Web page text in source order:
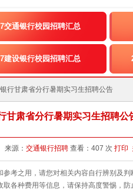
交通银行校园招聘汇总
建设银行校园招聘汇总
银行甘肃省分行暑期实习生招聘公告
甘肃省分行暑期实习生招聘公
发布时间：2026-07-04 11:28 来源： 交通银行招聘 查看： 407 次 打印
考之用，请您对相关内容自行辨别及
各种费用等信息，请保持高度警惕，防